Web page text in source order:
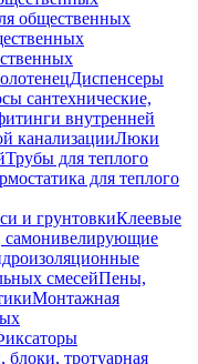
общественных
Диспенсеры
сантехнические,
внутренней
канализацииЛюки
Трубы для теплого
для теплого
и грунтовкиКлеевые
самонивелирующие
смесейПены,
Монтажная
тротуарная